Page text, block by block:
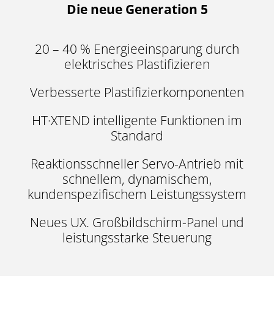
Die neue Generation 5
20 – 40 % Energieeinsparung durch
elektrisches Plastifizieren
Verbesserte Plastifizierkomponenten
HT·XTEND intelligente Funktionen im
Standard
Reaktionsschneller Servo-Antrieb mit
schnellem, dynamischem,
kundenspezifischem Leistungssystem
Neues UX. Großbildschirm-Panel und
leistungsstarke Steuerung